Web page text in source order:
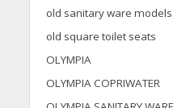
old sanitary ware models
old square toilet seats
OLYMPIA
OLYMPIA COPRIWATER